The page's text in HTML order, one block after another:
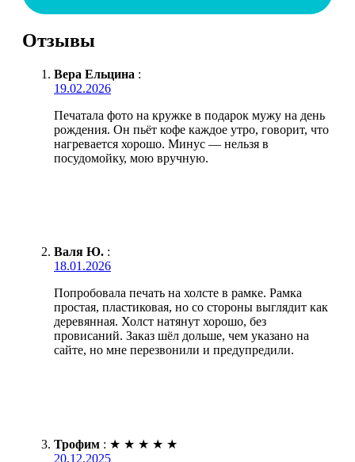
Отзывы
Вера Ельцина :
19.02.2026
Печатала фото на кружке в подарок мужу на день
рождения. Он пьёт кофе каждое утро, говорит, что
нагревается хорошо. Минус — нельзя в
посудомойку, мою вручную.
Валя Ю. :
18.01.2026
Попробовала печать на холсте в рамке. Рамка
простая, пластиковая, но со стороны выглядит как
деревянная. Холст натянут хорошо, без
провисаний. Заказ шёл дольше, чем указано на
сайте, но мне перезвонили и предупредили.
Трофим : ★ ★ ★ ★ ★
20.12.2025